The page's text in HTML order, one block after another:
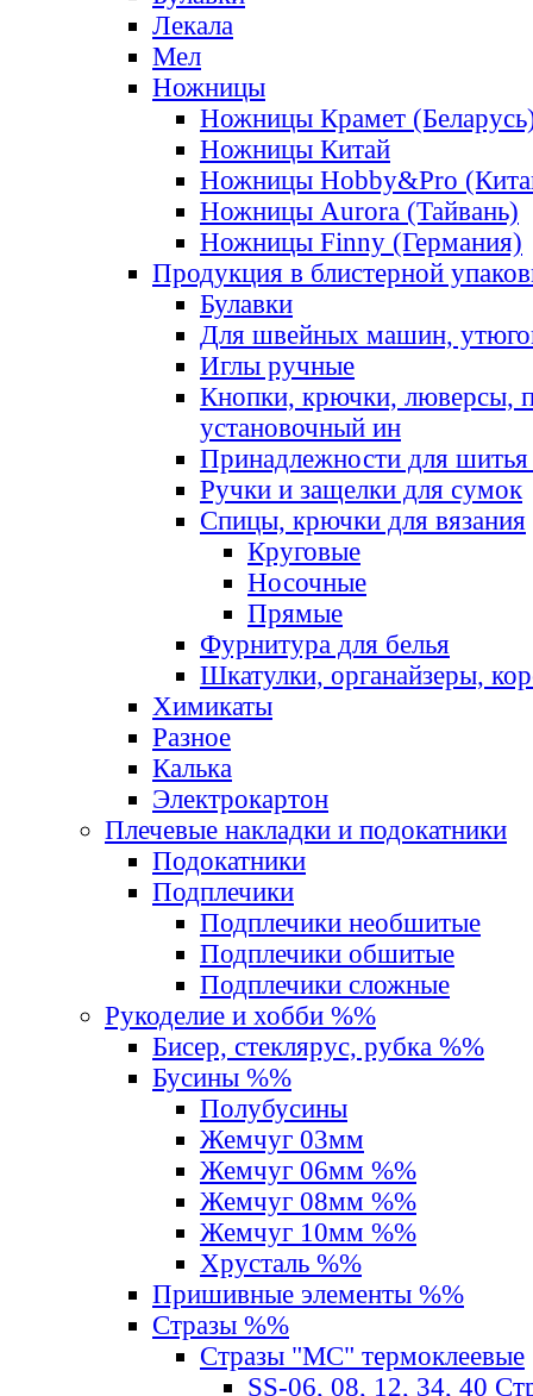
Лекала
Мел
Ножницы
Ножницы Крамет
Ножницы Китай
Ножницы Hobby&Pro
Ножницы Aurora (Тайвань)
Ножницы Finny (Германия)
Продукция в блистерной
Булавки
Для швейных машин,
Иглы ручные
Кнопки, крючки, люверсы,
установочный ин
Принадлежности для шитья
Ручки и защелки для сумок
Спицы, крючки для вязания
Круговые
Носочные
Прямые
Фурнитура для белья
Шкатулки, органайзеры,
Химикаты
Разное
Калька
Электрокартон
Плечевые накладки и подокатники
Подокатники
Подплечики
Подплечики необшитые
Подплечики обшитые
Подплечики сложные
Рукоделие и хобби %%
Бисер, стеклярус, рубка %%
Бусины %%
Полубусины
Жемчуг 03мм
Жемчуг 06мм %%
Жемчуг 08мм %%
Жемчуг 10мм %%
Хрусталь %%
Пришивные элементы %%
Стразы %%
Стразы "MС" термоклеевые
SS-06, 08, 12, 34, 40